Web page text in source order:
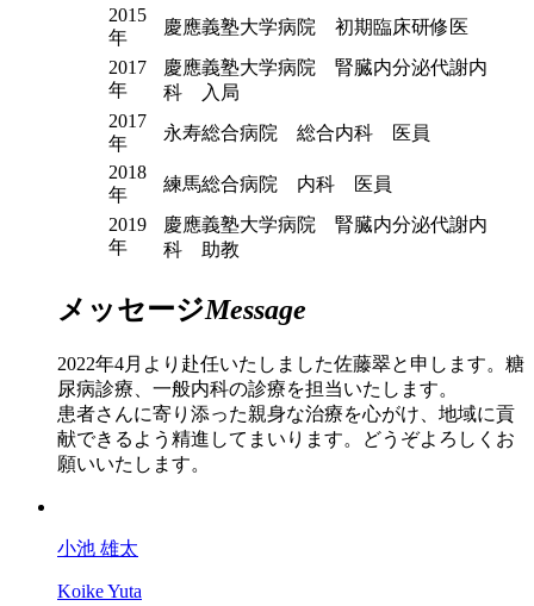
2015
年
慶應義塾大学病院 初期臨床研修医
2017
年
慶應義塾大学病院 腎臓内分泌代謝内
科 入局
2017
年
永寿総合病院 総合内科 医員
2018
年
練馬総合病院 内科 医員
2019
年
慶應義塾大学病院 腎臓内分泌代謝内
科 助教
メッセージMessage
2022年4月より赴任いたしました佐藤翠と申します。糖
尿病診療、一般内科の診療を担当いたします。
患者さんに寄り添った親身な治療を心がけ、地域に貢
献できるよう精進してまいります。どうぞよろしくお
願いいたします。
小池 雄太
Koike Yuta